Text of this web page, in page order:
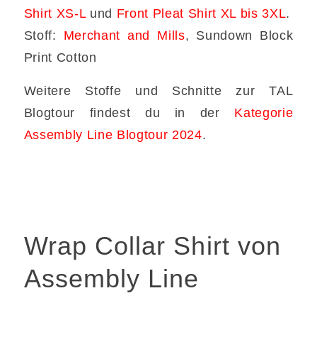
Shirt XS-Lund Front Pleat Shirt XL bis 3XL.
Stoff: Merchant and Mills, Sundown Block
Print Cotton
Weitere Stoffe und Schnitte zur TAL
Blogtour findest du in der Kategorie
Assembly Line Blogtour 2024.
Wrap Collar Shirt von
Assembly Line